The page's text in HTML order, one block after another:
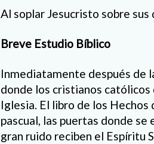
Al soplar Jesucristo sobre sus
Breve Estudio Bíblico
Inmediatamente después de
donde los cristianos católicos
Iglesia. El libro de los
pascual, las puertas donde
gran ruido reciben el Espíritu